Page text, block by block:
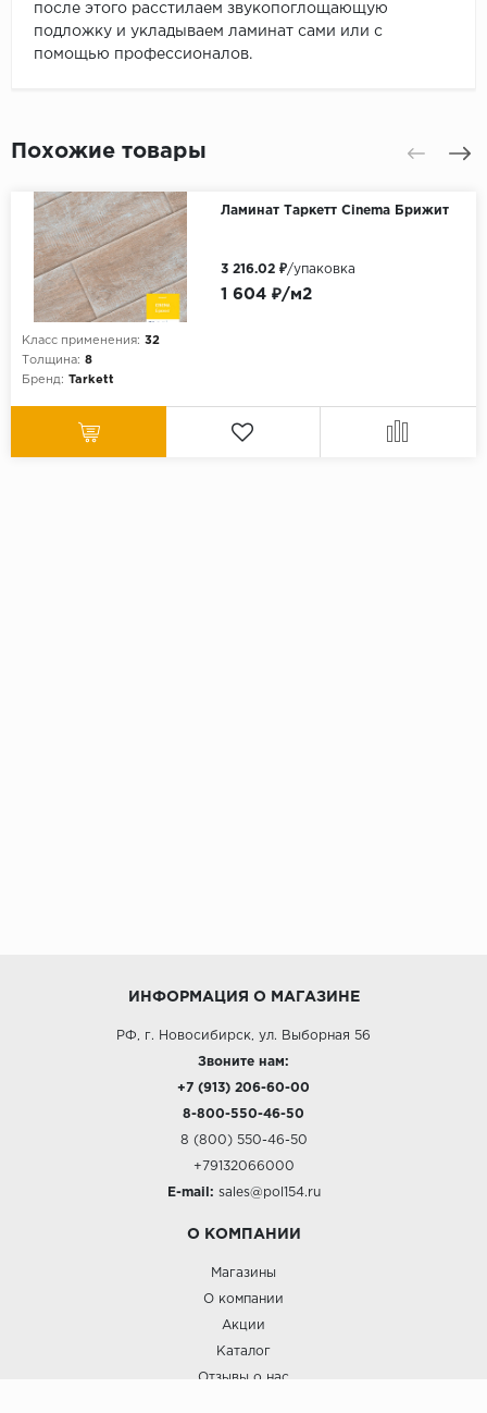
после этого расстилаем звукопоглощающую
подложку и укладываем ламинат сами или с
помощью профессионалов.
Похожие товары
Ламинат Таркетт Cinema Брижит
Класс применения: 32
Толщина: 8
Бренд: Tarkett
1 604 ₽/м2
3 216.02 ₽/упаковка
ИНФОРМАЦИЯ О МАГАЗИНЕ
РФ, г. Новосибирск, ул. Выборная 56
Звоните нам:
+7 (913) 206-60-00
8-800-550-46-50
8 (800) 550-46-50
+79132066000
E-mail: sales@pol154.ru
О КОМПАНИИ
Магазины
О компании
Акции
Каталог
Отзывы о нас